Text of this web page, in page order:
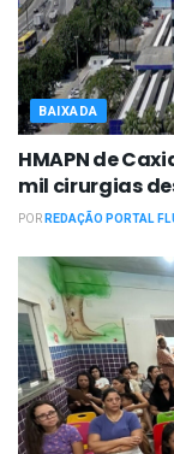
BAIXADA
HMAPN de
mil cirurgias
PORREDAÇÃO PORTAL